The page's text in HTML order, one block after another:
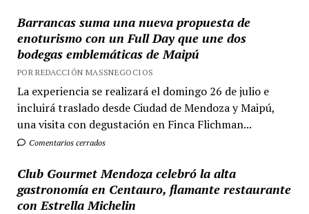
Barrancas suma una nueva propuesta de
enoturismo con un Full Day que une dos
bodegas emblemáticas de Maipú
POR REDACCIÓN MASSNEGOCIOS
La experiencia se realizará el domingo 26 de julio e
incluirá traslado desde Ciudad de Mendoza y Maipú,
una visita con degustación en Finca Flichman...
Comentarios cerrados
Club Gourmet Mendoza celebró la alta
gastronomía en Centauro, flamante restaurante
con Estrella Michelin